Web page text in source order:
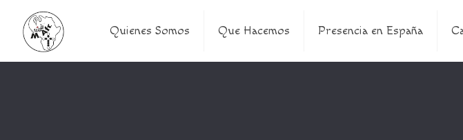
Quienes Somos Que Hacemos Presencia en España